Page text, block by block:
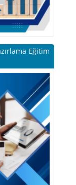
Eğitim